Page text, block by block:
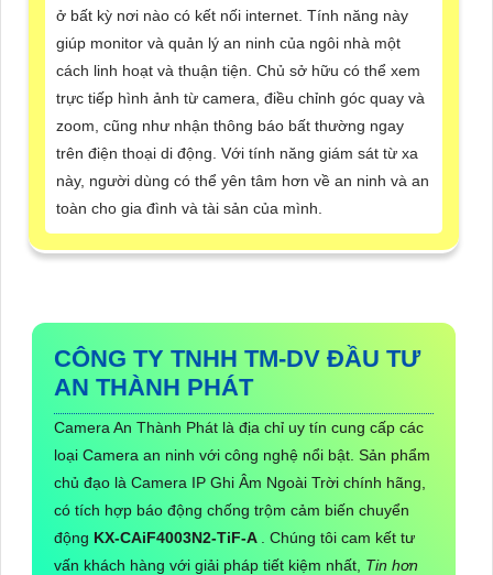
ở bất kỳ nơi nào có kết nối internet. Tính năng này
giúp monitor và quản lý an ninh của ngôi nhà một
cách linh hoạt và thuận tiện. Chủ sở hữu có thể xem
trực tiếp hình ảnh từ camera, điều chỉnh góc quay và
zoom, cũng như nhận thông báo bất thường ngay
trên điện thoại di động. Với tính năng giám sát từ xa
này, người dùng có thể yên tâm hơn về an ninh và an
toàn cho gia đình và tài sản của mình.
CÔNG TY TNHH TM-DV ĐẦU TƯ
AN THÀNH PHÁT
Camera An Thành Phát là địa chỉ uy tín cung cấp các
loại Camera an ninh với công nghệ nổi bật. Sản phẩm
chủ đạo là Camera IP Ghi Âm Ngoài Trời chính hãng,
có tích hợp báo động chống trộm cảm biến chuyển
động KX-CAiF4003N2-TiF-A
. Chúng tôi cam kết tư
vấn khách hàng với giải pháp tiết kiệm nhất, Tin hơn